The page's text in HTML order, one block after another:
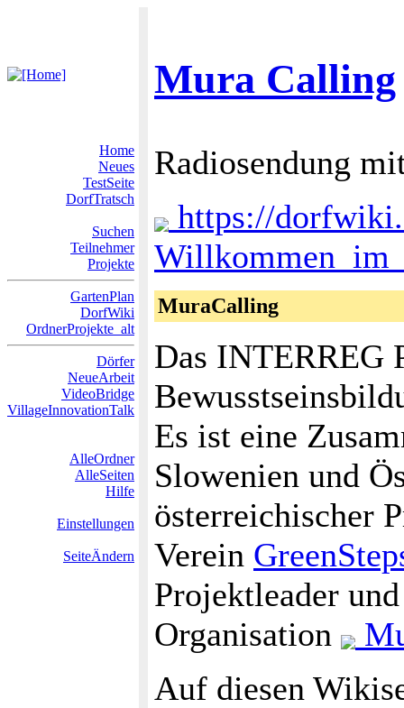
Mura Calling
Home
Neues
TestSeite
DorfTratsch
Suchen
Teilnehmer
Projekte
GartenPlan
DorfWiki
OrdnerProjekte_alt
Dörfer
NeueArbeit
VideoBridge
VillageInnovationTalk
AlleOrdner
AlleSeiten
Hilfe
Einstellungen
SeiteÄndern
Radiosendung
https://
MuraCalling
Das INTERREG
Es ist eine
Slowenien und
österreichischer
Verein
Projektleader
Organisation
Auf diesen